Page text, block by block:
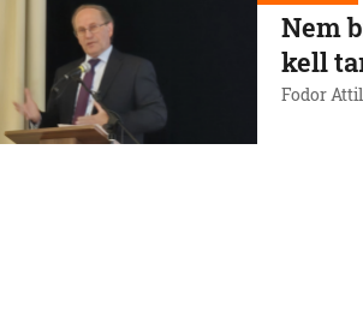
Nem
kell
Fodor